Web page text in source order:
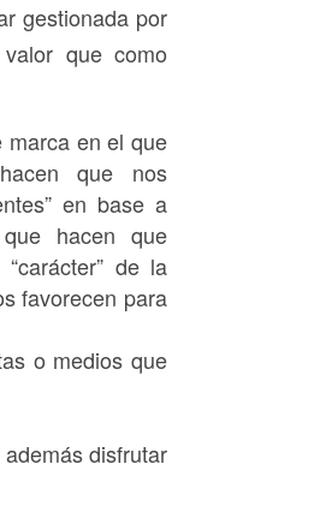
gestionada por
que como
marca en el que
que nos
en base a
hacen que
de la
favorecen para
o medios que
disfrutar